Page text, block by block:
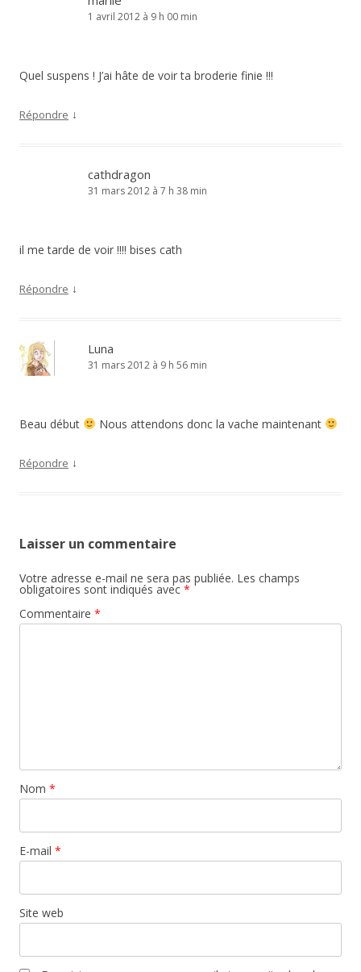
1 avril 2012 à 9 h 00 min
Quel suspens ! J’ai hâte de voir ta broderie finie !!!
Répondre ↓
cathdragon
31 mars 2012 à 7 h 38 min
il me tarde de voir !!!! bises cath
Répondre ↓
Luna
31 mars 2012 à 9 h 56 min
Beau début Nous attendons donc la vache maintenant
Répondre ↓
Laisser un commentaire
Votre adresse e-mail ne sera pas publiée. Les champs
obligatoires sont indiqués avec *
Commentaire *
Nom *
E-mail *
Site web